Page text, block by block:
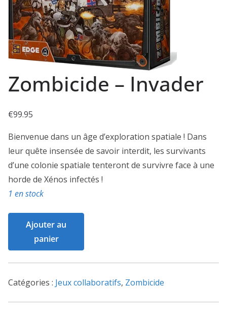
Zombicide – Invader
€99.95
Bienvenue dans un âge d’exploration spatiale ! Dans
leur quête insensée de savoir interdit, les survivants
d’une colonie spatiale tenteront de survivre face à une
horde de Xénos infectés !
1 en stock
quantité
Zombicide
-
Ajouter au
panier
Catégories : Jeux collaboratifs, Zombicide